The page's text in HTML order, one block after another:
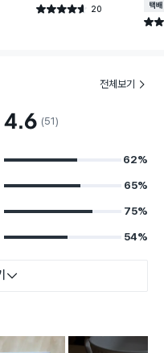
별점 4.6점 20
건 작성
택배
별점
전체보기
4.6 (51)
62%
65%
75%
54%